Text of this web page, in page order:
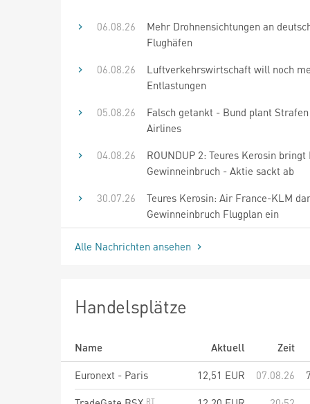
06.08.26
Mehr Drohnensichtungen an
Flughäfen
06.08.26
Luftverkehrswirtschaft will noch
Entlastungen
05.08.26
Falsch getankt - Bund plant
Airlines
04.08.26
ROUNDUP 2: Teures Kerosin
Gewinneinbruch - Aktie sackt ab
30.07.26
Teures Kerosin: Air France-KLM
Gewinneinbruch Flugplan ein
Alle Nachrichten ansehen
Handelsplätze
Name Aktuell
Zeit
Euronext - Paris
12,51 EUR 07.08.26